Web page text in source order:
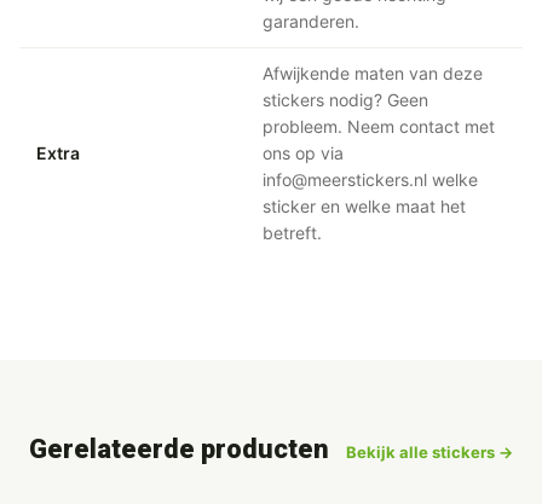
garanderen.
Extra
Afwijkende maten van deze
stickers nodig? Geen
probleem. Neem contact met
ons op via
info@meerstickers.nl welke
sticker en welke maat het
betreft.
Gerelateerde producten Bekijk alle stickers →